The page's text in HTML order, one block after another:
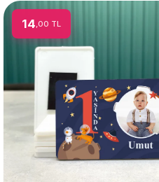
14 ,00 TL